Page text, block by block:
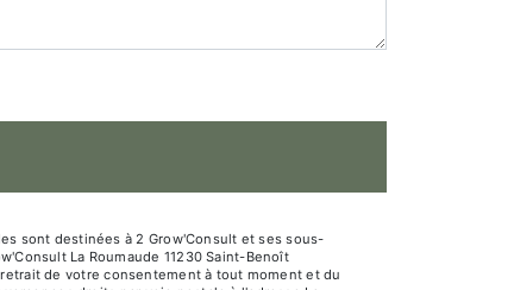
sont destinées à 2 Grow'Consult et ses sous-
La Roumaude 11230 Saint-Benoît
de votre consentement à tout moment et du